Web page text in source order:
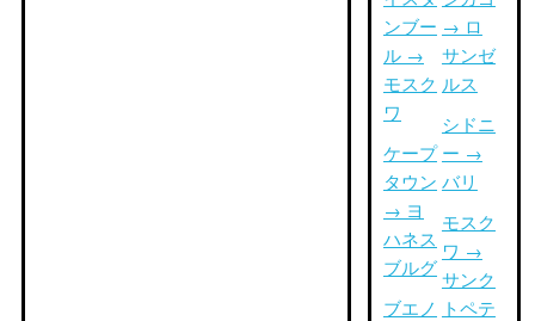
ンブー
ル →
モスク
ワ
ケープ
タウン
→ ヨ
ハネス
ブルグ
ブエノ
→ ロ
サンゼ
ルス
シドニ
ー →
バリ
モスク
ワ →
サンク
トペテ